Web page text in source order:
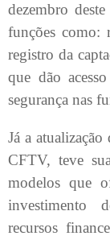
dezembro
funções como:
registro da
que dão
segurança nas
Já a
CFTV, teve
modelos que
investimento
recursos